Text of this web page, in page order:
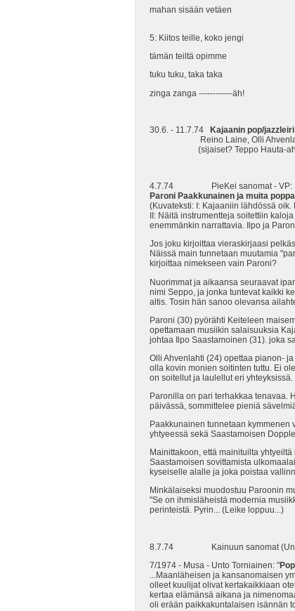
mahan sisään vetäen
5: Kiitos teille, koko jengi
tämän teiltä opimme
tuku tuku, taka taka
zinga zanga ------------äh!
30.6. - 11.7.74 Kajaanin pop/jazzleiri
Reino Laine, Olli Ahvenlahti,
(sijaiset? Teppo Hauta-aho
4.7.74 PieKei sanomat - VP:
Paroni Paakkunainen ja muita
(Kuvateksti: I: Kajaaniin lähdössä
II: Näitä instrumentteja soitettiin
enemmänkin narrattavia. Ilpo ja
Jos joku kirjoittaa vieraskirjaasi
Näissä main tunnetaan muutamia
kirjoittaa nimekseen vain Paroni?
Nuorimmat ja aikaansa seuraavat
nimi Seppo, ja jonka tuntevat kaikki
altis. Tosin hän sanoo olevansa
Paroni (30) pyörähti Keiteleen
opettamaan musiikin salaisuuksia
johtaa Ilpo Saastamoinen (31). joka
Olli Ahvenlahti (24) opettaa pianon-
olla kovin monien soitinten tuttu. Ei
on soitellut ja laulellut eri yhteyksissä.
Paronilla on pari terhakkaa tenavaa.
päivässä, sommittelee pieniä
Paakkunainen tunnetaan
yhtyeessä sekä Saastamoisen
Mainittakoon, että mainituilta
Saastamoisen sovittamista
kyseiselle alalle ja joka poistaa
Minkälaiseksi muodostuu Paroonin
"Se on ihmisläheistä modernia
perinteistä. Pyrin... (Leike loppuu...)
8.7.74 Kainuun sanomat (Unto
7/1974 - Musa - Unto Torniainen: "
...Maanläheisen ja kansanomaisen
olleet kuulijat olivat kertakaikkiaan
kertaa elämänsä aikana ja
oli erään paikkakuntalaisen isännän